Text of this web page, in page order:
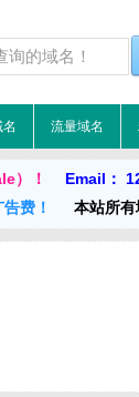
流量域名
）！
Email：
费！
本站所